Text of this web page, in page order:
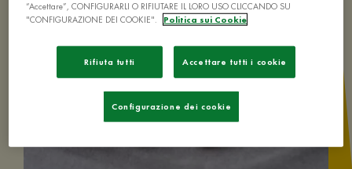
“Accettare”, CONFIGURARLI O RIFIUTARE IL LORO USO CLICCANDO SU
"CONFIGURAZIONE DEI COOKIE".
Politica sui Cookie
Rifiuta tutti Accettare tutti i cookie
Configurazione dei cookie